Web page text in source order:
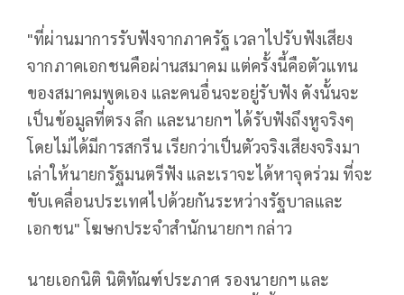
"ที่ผ่านมาการรับฟังจากภาครัฐ เวลาไปรับฟังเสียง
จากภาคเอกชนคือผ่านสมาคม แต่ครั้งนี้คือตัวแทน
ของสมาคมพูดเอง และคนอื่นจะอยู่รับฟัง ดังนั้นจะ
เป็นข้อมูลที่ตรง ลึก และนายกฯ ได้รับฟังถึงหูจริงๆ
โดยไม่ได้มีการสกรีน เรียกว่าเป็นตัวจริงเสียงจริงมา
เล่าให้นายกรัฐมนตรีฟัง และเราจะได้หาจุดร่วม ที่จะ
ขับเคลื่อนประเทศไปด้วยกันระหว่างรัฐบาลและ
เอกชน" โฆษกประจำสำนักนายกฯ กล่าว
นายเอกนิติ นิติทัณฑ์ประภาศ รองนายกฯ และ